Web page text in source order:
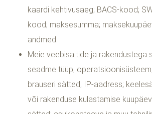
kaardi kehtivusaeg; BACS-kood;
kood; maksesumma;
andmed.
Meie veebisaitide ja rakendustega
seadme tüüp;
brauseri sätted; IP-aadress;
või rakenduse külastamise